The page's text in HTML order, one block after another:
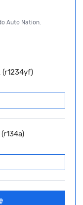
Auto Nation.